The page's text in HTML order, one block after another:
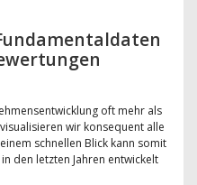
oft mehr als
wir konsequent alle
schnellen Blick kann somit
den letzten Jahren entwickelt